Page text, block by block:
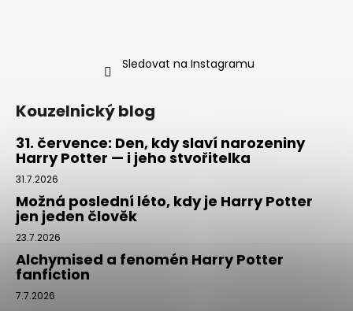
Sledovat na Instagramu
Kouzelnický blog
31. července: Den, kdy slaví narozeniny
Harry Potter — i jeho stvořitelka
31.7.2026
Možná poslední léto, kdy je Harry Potter
jen jeden člověk
23.7.2026
Alchymised a fenomén Harry Potter
fanfiction
7.7.2026